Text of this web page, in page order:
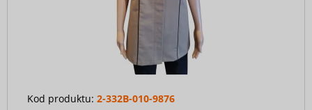
Kod produktu: 2-332B-010-9876